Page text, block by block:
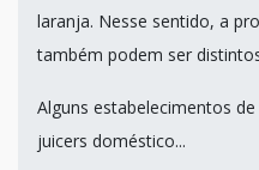
laranja. Nesse sentido, a
também podem ser
Alguns estabelecimentos
juicers doméstico...